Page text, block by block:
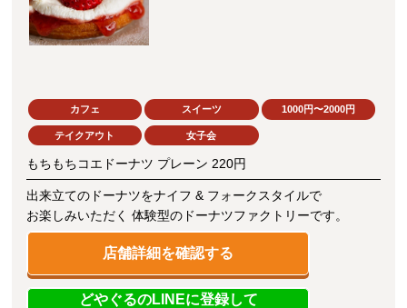
カフェ スイーツ 1000円〜2000円
テイクアウト 女子会
もちもちコエドーナツ プレーン 220円
出来立てのドーナツをナイフ & フォークスタイルで
お楽しみいただく 体験型のドーナツファクトリーです。
店舗詳細を確認する
どやぐるのLINEに登録して